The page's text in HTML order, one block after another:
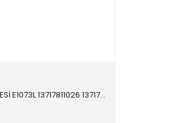
HAVA FİLTRESİ E1073L 13717811026 13717811026 X3,X5,X6,F25,F15,E70,E71 N47N,N47S1,N57,N57N,N57S 2010-2015